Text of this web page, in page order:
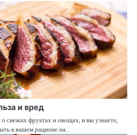
и вред
свежих фруктах и овощах, и вы узнаете,
в вашем рационе на…